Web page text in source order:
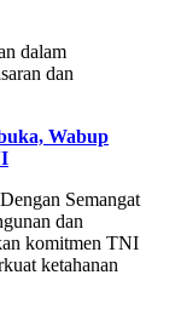
dalam
dan
Wabup
Semangat
dan
komitmen TNI
ketahanan